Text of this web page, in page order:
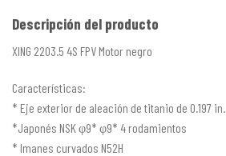
Descripción del producto
XING 2203.5 4S FPV Motor negro
Características:
* Eje exterior de aleación de titanio de 0.197 in.
*Japonés NSK φ9* φ9* 4 rodamientos
* Imanes curvados N52H